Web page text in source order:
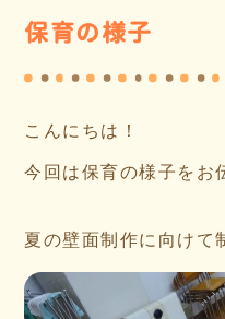
保育の様子
こんにちは！
今回は保育の様子をお
夏の壁面制作に向け